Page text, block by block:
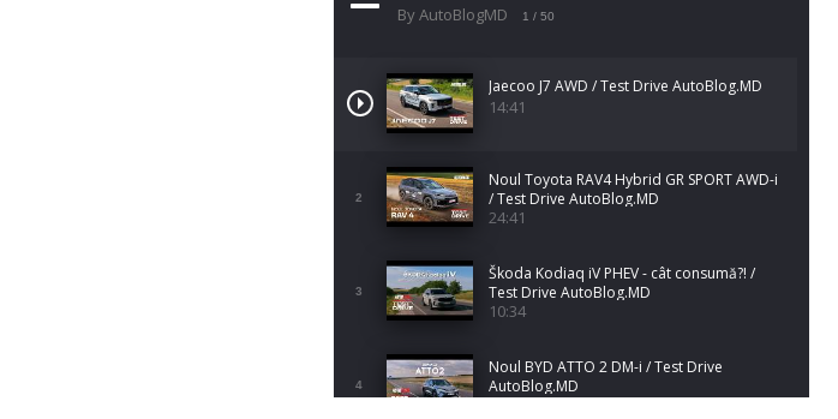
By AutoBlogMD 1 / 50
Jaecoo J7 AWD / Test Drive AutoBlog.MD
14:41
2
Noul Toyota RAV4 Hybrid GR SPORT AWD-i
/ Test Drive AutoBlog.MD
24:41
3
Škoda Kodiaq iV PHEV - cât consumă?! /
Test Drive AutoBlog.MD
10:34
4
Noul BYD ATTO 2 DM-i / Test Drive
AutoBlog.MD